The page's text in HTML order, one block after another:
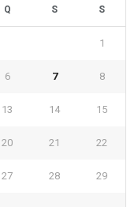
Q S S
1
6 7 8
13 14 15
20 21 22
27 28 29